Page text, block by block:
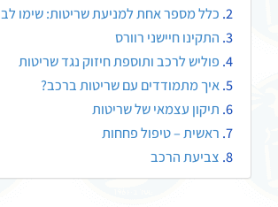
כלל מספר אחת למניעת שריטות: שימו לב
התקינו חיישני רוורס
פוליש לרכב ותוספת חיזוק נגד שריטות
איך מתמודדים עם שריטות ברכב?
תיקון עצמאי של שריטות
ראשית – טיפול פחחות
צביעת הרכב